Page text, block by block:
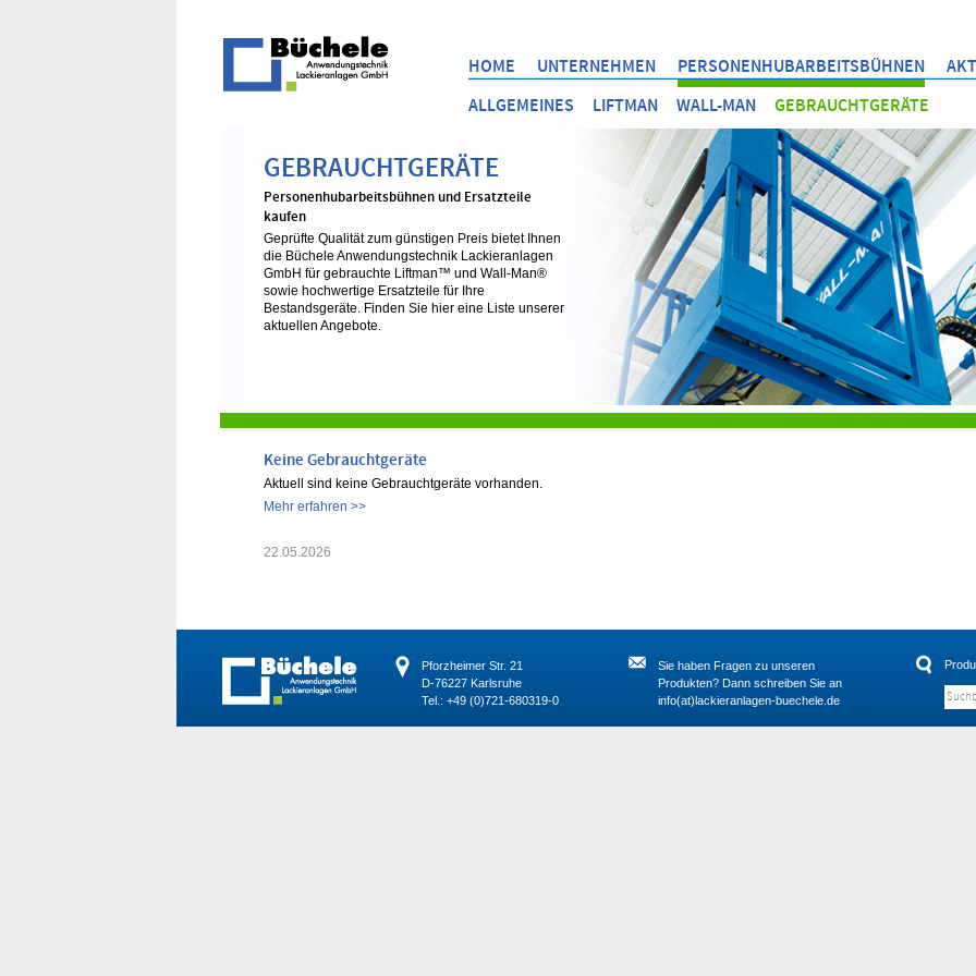
HOME UNTERNEHMEN PERSONENHUBARBEITSBÜHNEN
ALLGEMEINES LIFTMAN WALL-MAN GEBRAUCHTGERÄTE
GEBRAUCHTGERÄTE
Personenhubarbeitsbühnen und Ersatzteile
kaufen
Geprüfte Qualität zum günstigen Preis bietet Ihnen
die Büchele Anwendungstechnik Lackieranlagen
GmbH für gebrauchte Liftman™ und Wall-Man®
sowie hochwertige Ersatzteile für Ihre
Bestandsgeräte. Finden Sie hier eine Liste unserer
aktuellen Angebote.
Keine Gebrauchtgeräte
Aktuell sind keine Gebrauchtgeräte vorhanden.
Mehr erfahren >>
22.05.2026
Pforzheimer Str. 21
D-76227 Karlsruhe
Tel.: +49 (0)721-680319-0
Sie haben Fragen zu unseren
Produkten? Dann schreiben Sie an
info(at)lackieranlagen-buechele.de